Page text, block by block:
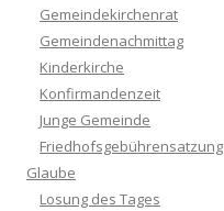
Gemeindekirchenrat
Gemeindenachmittag
Kinderkirche
Konfirmandenzeit
Junge Gemeinde
Friedhofsgebührensatzung
Glaube
Losung des Tages